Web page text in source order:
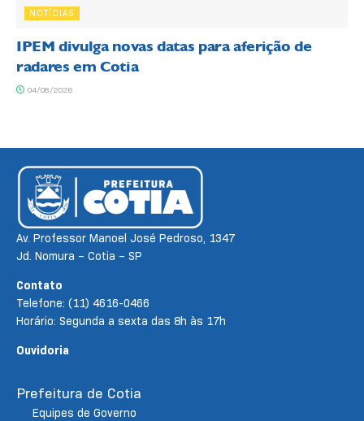
NOTÍCIAS
IPEM divulga novas datas para aferição de
radares em Cotia
04/08/2026
Av. Professor Manoel José Pedroso, 1347
Jd. Nomura – Cotia – SP
Contato
Telefone: (11) 4616-0466
Horário: Segunda a sexta das 8h às 17h
Ouvidoria
Prefeitura de Cotia
Equipes de Governo